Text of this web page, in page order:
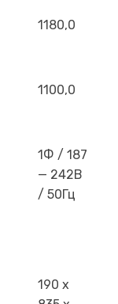
1180,0
1100,0
1Ф / 187
— 242В
/ 50Гц
190 x